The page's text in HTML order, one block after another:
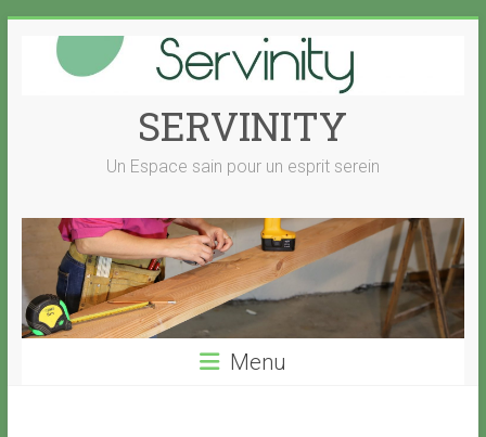
content
SERVINITY
Un Espace sain pour un esprit serein
Menu